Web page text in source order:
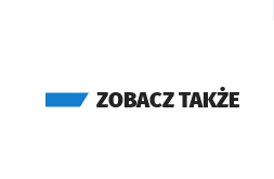
ZOBACZ TAKŻE